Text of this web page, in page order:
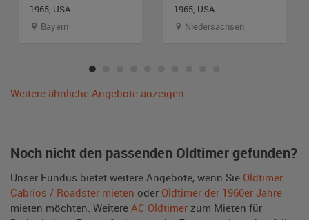
1965, USA
Bayern
1965, USA
Niedersachsen
Weitere ähnliche Angebote anzeigen
Noch nicht den passenden Oldtimer gefunden?
Unser Fundus bietet weitere Angebote, wenn Sie Oldtimer
Cabrios / Roadster mieten oder Oldtimer der 1960er Jahre
mieten möchten. Weitere AC Oldtimer zum Mieten für